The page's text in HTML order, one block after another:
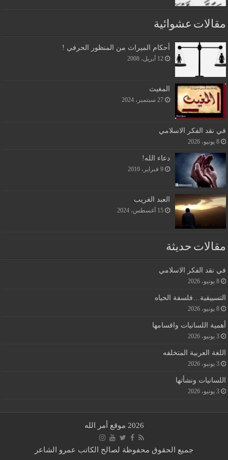
مقالات عشوائية
أحكام الميراث من المنظور الحرفي !
12 أبريل، 2008
المغيث
27 سبتمبر، 2024
في نقد الفكر الاسلامي
8 يونيو، 2026
دعاء الله!
9 فبراير، 2010
العبد الغريب
15 أغسطس، 2024
مقالات حديثة
في نقد الفكر الاسلامي
8 يونيو، 2026
التسييقية…فلسفة الحياه
8 يونيو، 2026
أهمية اللسانيات واقسامها
3 يونيو، 2026
اللغة العربية المتخلفه
3 يونيو، 2026
اللسانيات ونشأتها
3 يونيو، 2026
2026 موقع أمر الله
جميع الحقوق محفوظة لصالح الكاتب عمرو الشاعر